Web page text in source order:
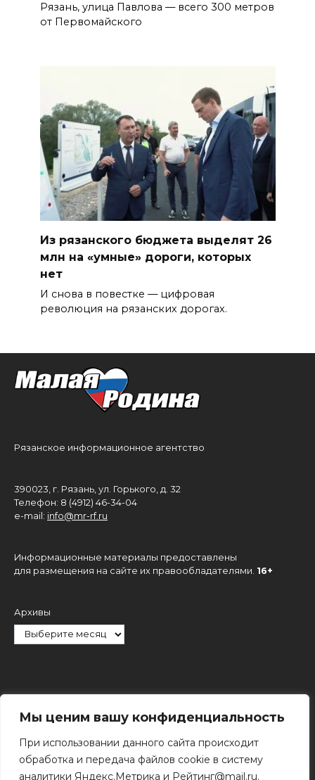
Мы ценим вашу конфиденциальность
При использовании данного сайта происходит
обработка и передача файлов cookie в систему
аналитики Яндекс.Метрика и Рейтинг@mail.ru.
Рязань, улица Павлова — всего 300 метров
от Первомайского
Из рязанского бюджета выделят 26
млн на «умные» дороги, которых
нет
И снова в повестке — цифровая
революция на рязанских дорогах.
Рязанское информационное агентство
390023, г. Рязань, ул. Горького, д. 32
Телефон: 8 (4912) 46-34-04
e-mail: info@mr-rf.ru
Информационные материалы предоставлены
для размещения на сайте их правообладателями. 16+
Архивы